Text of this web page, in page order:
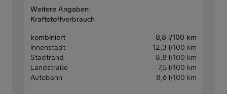
Weitere Angaben:
Kraftstoffverbrauch
kombiniert
8,8 l/100 km
Innenstadt
12,3 l/100 km
Stadtrand
8,8 l/100 km
Landstraße
7,5 l/100 km
Autobahn
8,6 l/100 km